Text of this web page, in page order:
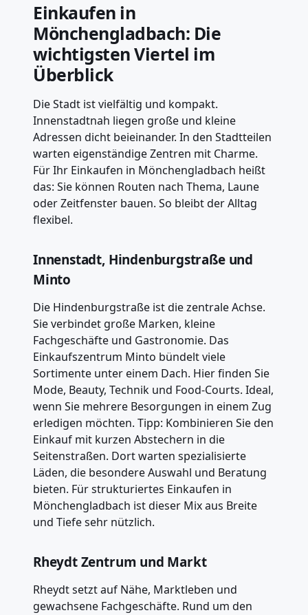
Einkaufen in
Mönchengladbach: Die
wichtigsten Viertel im
Überblick
Die Stadt ist vielfältig und kompakt.
Innenstadtnah liegen große und kleine
Adressen dicht beieinander. In den Stadtteilen
warten eigenständige Zentren mit Charme.
Für Ihr Einkaufen in Mönchengladbach heißt
das: Sie können Routen nach Thema, Laune
oder Zeitfenster bauen. So bleibt der Alltag
flexibel.
Innenstadt, Hindenburgstraße und
Minto
Die Hindenburgstraße ist die zentrale Achse.
Sie verbindet große Marken, kleine
Fachgeschäfte und Gastronomie. Das
Einkaufszentrum Minto bündelt viele
Sortimente unter einem Dach. Hier finden Sie
Mode, Beauty, Technik und Food-Courts. Ideal,
wenn Sie mehrere Besorgungen in einem Zug
erledigen möchten. Tipp: Kombinieren Sie den
Einkauf mit kurzen Abstechern in die
Seitenstraßen. Dort warten spezialisierte
Läden, die besondere Auswahl und Beratung
bieten. Für strukturiertes Einkaufen in
Mönchengladbach ist dieser Mix aus Breite
und Tiefe sehr nützlich.
Rheydt Zentrum und Markt
Rheydt setzt auf Nähe, Marktleben und
gewachsene Fachgeschäfte. Rund um den